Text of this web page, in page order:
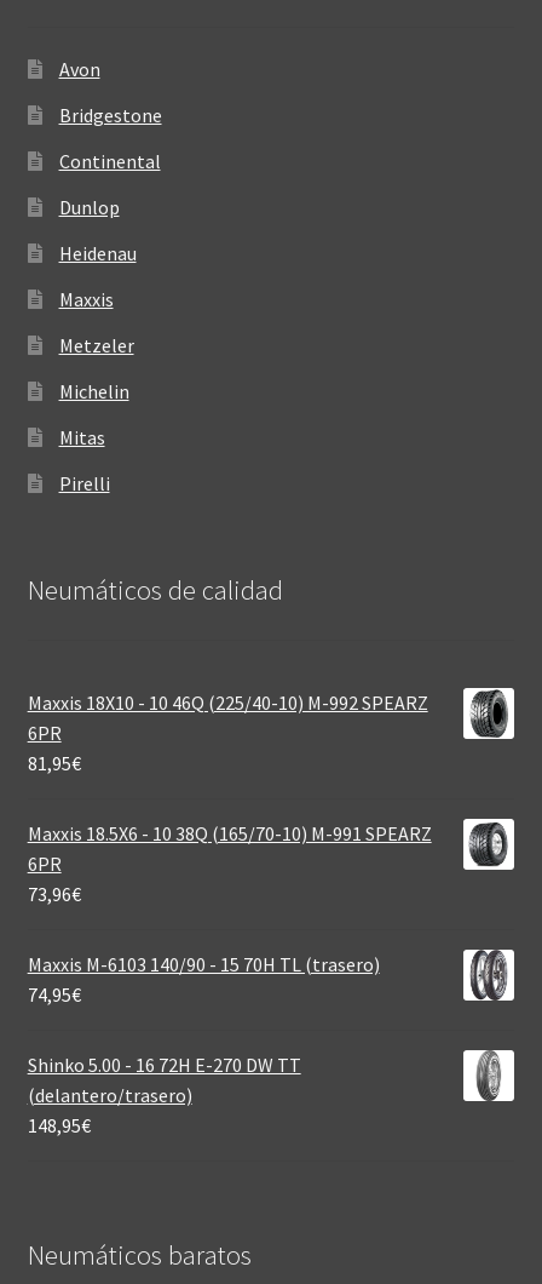
Avon
Bridgestone
Continental
Dunlop
Heidenau
Maxxis
Metzeler
Michelin
Mitas
Pirelli
Neumáticos de calidad‎
Maxxis 18X10 - 10 46Q (225/40-10) M-992 SPEARZ
6PR
81,95€
Maxxis 18.5X6 - 10 38Q (165/70-10) M-991 SPEARZ
6PR
73,96€
Maxxis M-6103 140/90 - 15 70H TL (trasero)
74,95€
Shinko 5.00 - 16 72H E-270 DW TT
(delantero/trasero)
148,95€
Neumáticos baratos